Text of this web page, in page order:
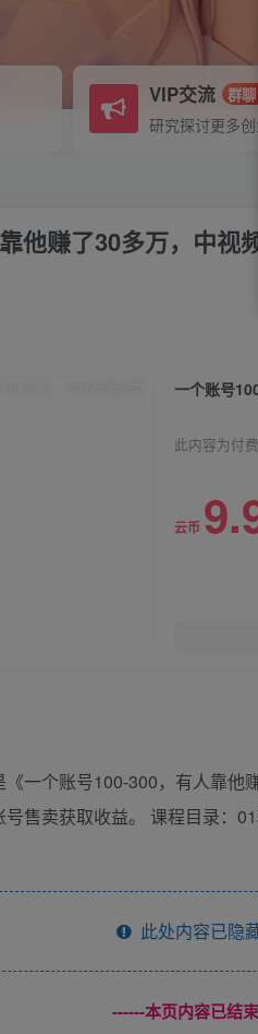
VIP交流 群
研究探讨更多
他赚了30多万，中视
一个账号
此内容为付
云币
一个账号100-300，有人靠
售卖获取收益。 课程目录：
此处内容已隐
------本页内容已结